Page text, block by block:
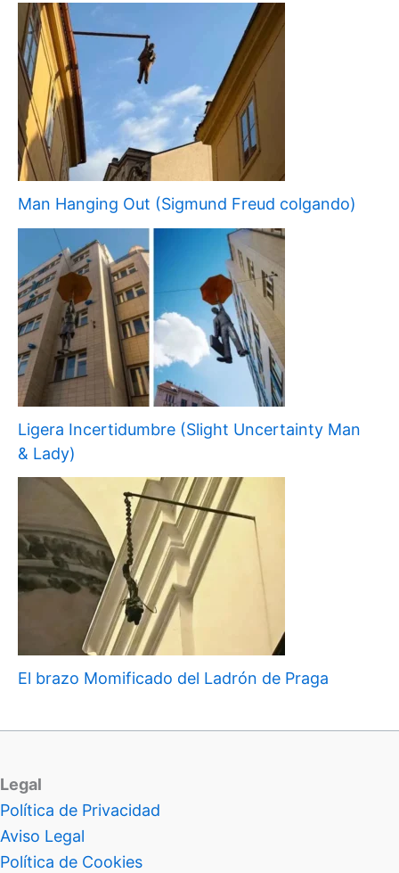
Man Hanging Out (Sigmund Freud colgando)
Ligera Incertidumbre (Slight Uncertainty Man
& Lady)
El brazo Momificado del Ladrón de Praga
Legal
Política de Privacidad
Aviso Legal
Política de Cookies